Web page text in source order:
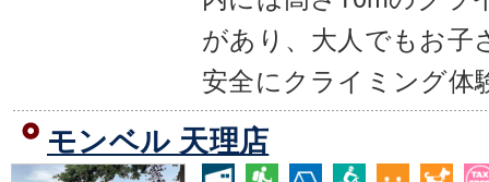
があり、大人でもお子
安全にクライミング体
モンベル 天理店